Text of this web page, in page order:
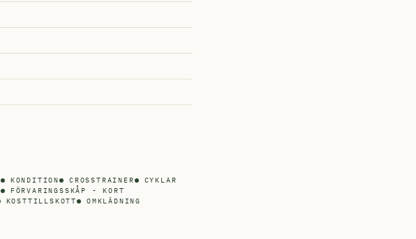
KONDITION CROSSTRAINER
CYKLAR
FÖRVARINGSSKÅP - KORT
KOSTTILLSKOTT OMKLÄDNING